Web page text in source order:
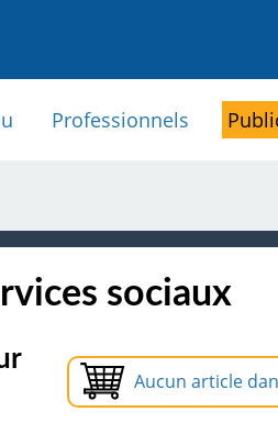
Professionnels
sociaux
Aucun article